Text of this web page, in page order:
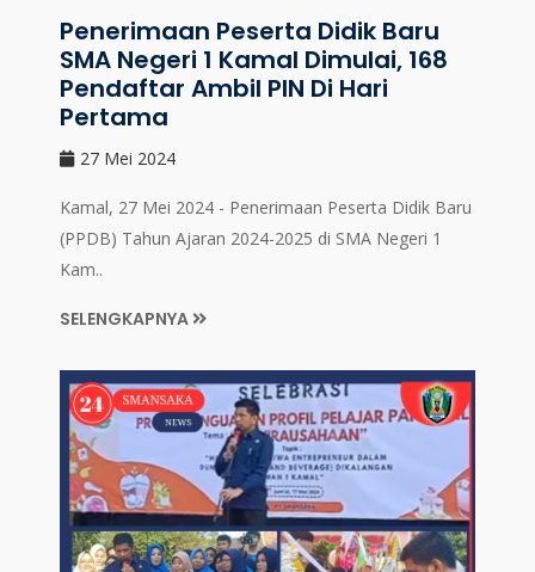
Penerimaan Peserta Didik Baru
SMA Negeri 1 Kamal Dimulai, 168
Pendaftar Ambil PIN Di Hari
Pertama
27 Mei 2024
Kamal, 27 Mei 2024 - Penerimaan Peserta Didik Baru
(PPDB) Tahun Ajaran 2024-2025 di SMA Negeri 1
Kam..
SELENGKAPNYA